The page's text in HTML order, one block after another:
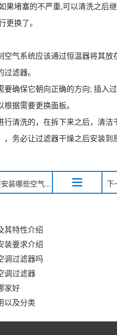
果堵塞的不严重,可以清洗之后
更换了。
空气系统应该通过恒温器将其
滤器。
要确保它朝向正确的方向; 插入
据需要更换面板。
行清洗的，在拆下来之后，清
，务必让过滤器干燥之后安装到
装哪些空气... 下
其特性介绍
装要求介绍
调过滤器吗
调过滤器
家好
以及分类